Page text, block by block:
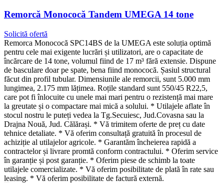
Remorcă Monococă Tandem UMEGA 14 tone
Solicită ofertă
Remorca Monococă SPC14BS de la UMEGA este soluția optimă
pentru cele mai exigente lucrări și utilizatori, are o capacitate de
încărcare de 14 tone, volumul fiind de 17 m³ fără extensie. Dispune
de basculare doar pe spate, bena fiind monococă. Șasiul structural
făcut din profil tubular. Dimensiunile ale remorcii, sunt 5.000 mm
lungimea, 2.175 mm lățimea. Roțile standard sunt 550/45 R22,5,
care pot fi înlocuite cu unele mai mari pentru o rezistență mai mare
la greutate și o compactare mai mică a solului. * Utilajele aflate în
stocul nostru le puteți vedea la Tg.Secuiesc, Jud.Covasna sau la
Drajna Nouă, Jud. Călărași. * Vă trimitem oferte de preț cu date
tehnice detaliate. * Vă oferim consultață gratuită în procesul de
achiziție al utilajelor agricole. * Garantăm încheierea rapidă a
contractelor și livrare promtă conform contractului. * Oferim service
în garanție și post garanție. * Oferim piese de schimb la toate
utilajele comercializate. * Vă oferim posibilitate de plată în rate sau
leasing. * Vă oferim posibilitate de factură externă.